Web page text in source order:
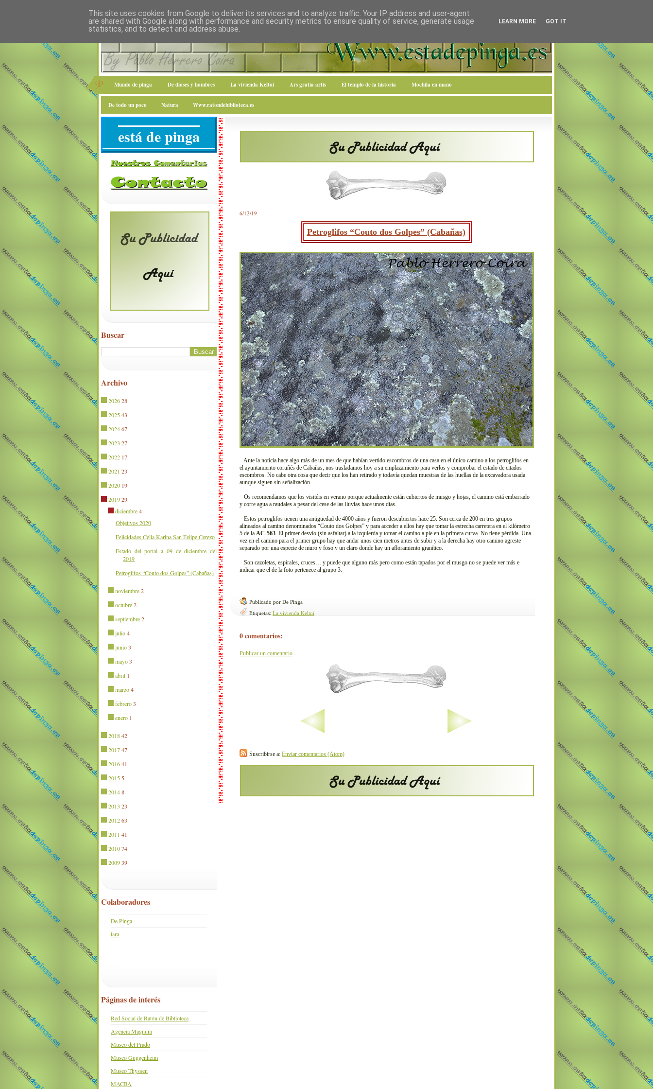
Mundo de pinga De dioses y hombres La vivienda Keltoi Ars gratia artis El templo de la historia Mochila en mano
De todo un poco Natura Www.ratondebiblioteca.es
6/12/19
Petroglifos “Couto dos Golpes” (Cabañas)
Ante la noticia hace algo más de un mes de que habían vertido escombros de una casa en el único camino a los petroglifos en
el ayuntamiento coruñés de Cabañas, nos trasladamos hoy a su emplazamiento para verlos y comprobar el estado de citados
escombros. No cabe otra cosa que decir que los han retirado y todavía quedan muestras de las huellas de la excavadora usada
aunque siguen sin señalización.
Os recomendamos que los visitéis en verano porque actualmente están cubiertos de musgo y hojas, el camino está embarrado
y corre agua a raudales a pesar del cese de las lluvias hace unos días.
Estos petroglifos tienen una antigüedad de 4000 años y fueron descubiertos hace 25. Son cerca de 200 en tres grupos
alineados al camino denominados “Couto dos Golpes” y para acceder a ellos hay que tomar la estrecha carretera en el kilómetro
5 de la AC-563. El primer desvío (sin asfaltar) a la izquierda y tomar el camino a pie en la primera curva. No tiene pérdida. Una
vez en el camino para el primer grupo hay que andar unos cien metros antes de subir y a la derecha hay otro camino agreste
separado por una especie de muro y foso y un claro donde hay un afloramiento granítico.
Son cazoletas, espirales, cruces… y puede que alguno más pero como están tapados por el musgo no se puede ver más e
indicar que el de la foto pertenece al grupo 3.
Publicado por De Pinga
Etiquetas: La vivienda Keltoi
0 comentarios:
Publicar un comentario
Suscribirse a: Enviar comentarios (Atom)
está de pinga
Buscar
Archivo
202628
202543
202467
2023 27
2022 17
2021 23
2020 19
201929
diciembre 4
Objetivos 2020
Felicidades Celia Karina San Felipe Cerezo
Estado del portal a 09 de diciembre del
2019
Petroglifos “Couto dos Golpes” (Cabañas)
noviembre 2
octubre 2
septiembre 2
julio 4
junio 3
mayo 3
abril 1
marzo 4
febrero 3
enero 1
201842
201747
201641
2015 5
20148
2013 23
201263
2011 41
201074
200939
Colaboradores
De Pinga
lara
Páginas de interés
Red Social de Ratón de Biblioteca
Agencia Magnum
Museo del Prado
Museo Guggenheim
Museo Thyssen
MACBA
This site uses cookies from Google to deliver its services and to analyze traffic. Your IP address and user-agent
are shared with Google along with performance and security metrics to ensure quality of service, generate usage
statistics, and to detect and address abuse.
LEARN MORE GOT IT